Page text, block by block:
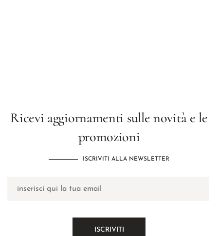
Ricevi aggiornamenti sulle novità e le
promozioni
ISCRIVITI ALLA NEWSLETTER